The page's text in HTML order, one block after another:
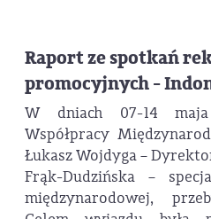
Raport ze spotkań
promocyjnych -
W dniach 07-14
Współpracy
Łukasz Wojdyga –
Frąk-Dudzińska –
międzynarodowej,